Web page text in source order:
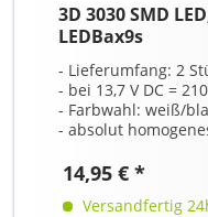
3D 3030 SMD
LEDBax9s
- Lieferumfang: 2
- bei 13,7 V DC =
- Farbwahl: weiß/
- absolut
14,95 € *
Versandfertig